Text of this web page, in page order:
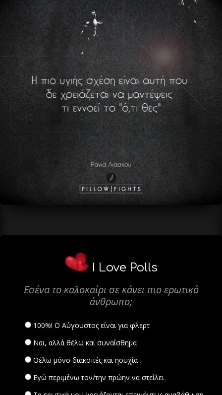
I Love Polls
Εσένα το καλοκαίρι σε κάνει πιο ερωτικό
άνθρωπο;
100%! Ο Αύγουστος είναι για φλερτ
Ναι, αλλά θέλω και συναίσθημα
Θέλω μόνο διακοπές και ησυχία
Εγώ περιμένω τον/την πρώην να στείλει